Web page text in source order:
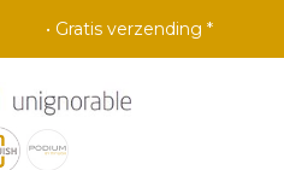
• Gratis verzending *